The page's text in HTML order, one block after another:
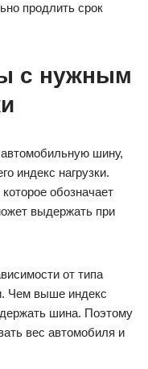
продлить срок
с нужным
шину,
индекс нагрузки.
обозначает
выдержать при
от типа
Чем выше индекс
шина. Поэтому
вес автомобиля и